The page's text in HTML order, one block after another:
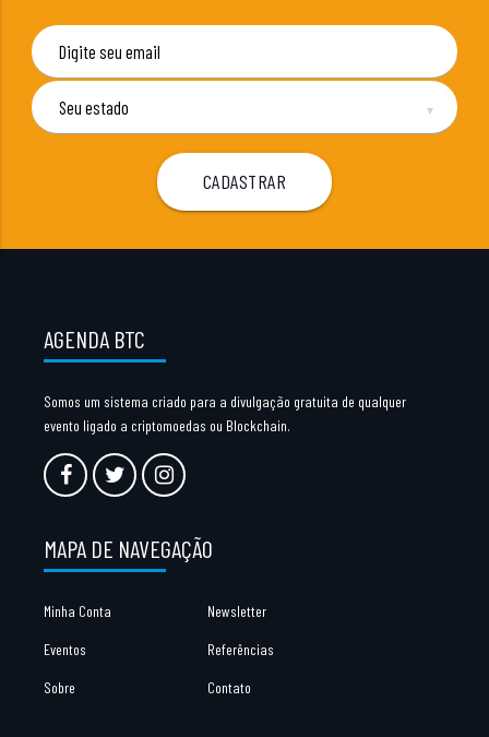
▼
AGENDA BTC
Somos um sistema criado para a divulgação gratuita de qualquer
evento ligado a criptomoedas ou Blockchain.
MAPA DE NAVEGAÇÃO
Minha Conta Newsletter
Eventos Referências
Sobre Contato